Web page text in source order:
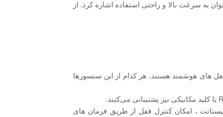
به سرعت بالا و راحتی استفاده اشاره کرد. از
‌های هوشمند هستند. هر کدام از این سنسورها
، امکان کنترل قفل از طریق فرمان ‌های